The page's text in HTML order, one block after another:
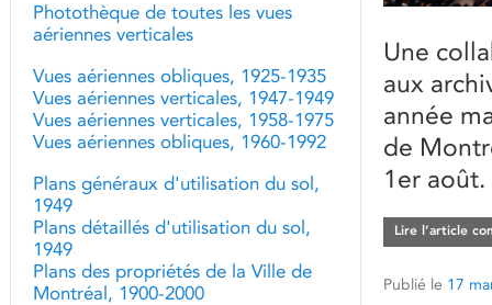
Une
aux
année
de
1er
Lire l’article
Publié le 17
Photothèque de toutes les vues
aériennes verticales
Vues aériennes obliques, 1925-1935
Vues aériennes verticales, 1947-1949
Vues aériennes verticales, 1958-1975
Vues aériennes obliques, 1960-1992
Plans généraux d'utilisation du sol,
1949
Plans détaillés d'utilisation du sol,
1949
Plans des propriétés de la Ville de
Montréal, 1900-2000